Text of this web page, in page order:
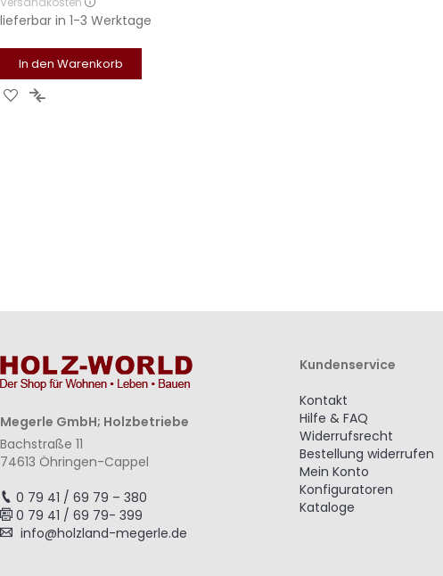
lieferbar in 1-3 Werktage
In den Warenkorb
Zur Zur
Megerle GmbH; Holzbetriebe
Bachstraße 11
74613 Öhringen-Cappel
0 79 41 / 69 79 – 380
0 79 41 / 69 79- 399
info@holzland-megerle.de
Kundenservice
Kontakt
Hilfe & FAQ
Widerrufsrecht
Bestellung widerrufen
Mein Konto
Konfiguratoren
Kataloge